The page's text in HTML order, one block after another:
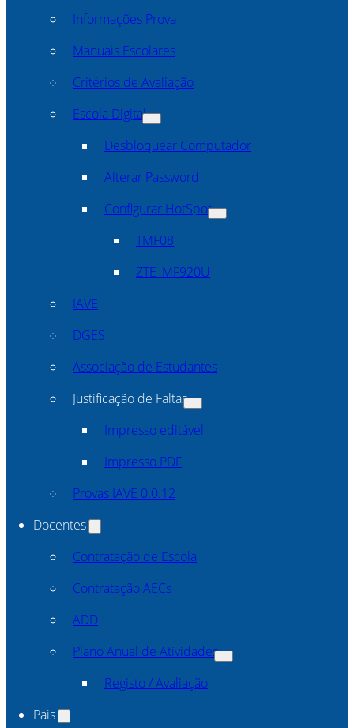
Informações Prova
Manuais Escolares
Critérios de Avaliação
Escola Digital
Desbloquear Computador
Alterar Password
Configurar HotSpot
TMF08
ZTE_MF920U
IAVE
DGES
Associação de Estudantes
Justificação de Faltas
Impresso editável
Impresso PDF
Provas IAVE 0.0.12
Docentes
Contratação de Escola
Contratação AECs
ADD
Plano Anual de Atividades
Registo / Avaliação
Pais